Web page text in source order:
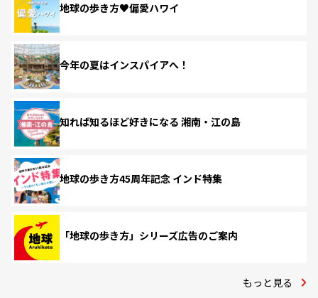
地球の歩き方♥偏愛ハワイ
今年の夏はインスパイアへ！
知れば知るほど好きになる 湘南・江の島
地球の歩き方45周年記念 インド特集
「地球の歩き方」シリーズ広告のご案内
もっと見る